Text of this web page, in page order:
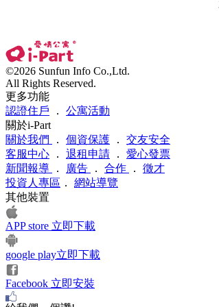
©2026 Sunfun Info Co.,Ltd.
All Rights Reserved.
更多功能
認證住戶 ． 公寓活動
關於i-Part
關於我們
． 個資保護 ． 交友安全
客服中心 ． 退租申請 ． 愛心發票
新聞報導
． 廣告 ． 合作 ． 徵才
投資人專區 ． 網站導覽
其他裝置
APP store 立即下載
google play立即下載
Facebook 立即安裝